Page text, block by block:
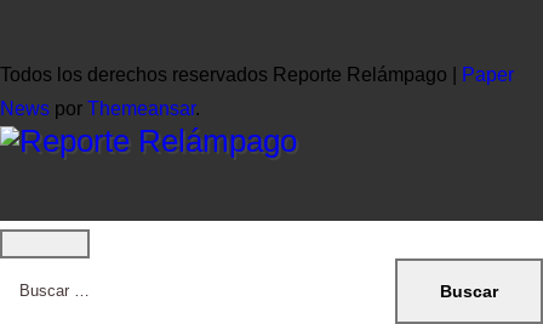
Todos los derechos reservados Reporte Relámpago
Paper
News por Themeansar.